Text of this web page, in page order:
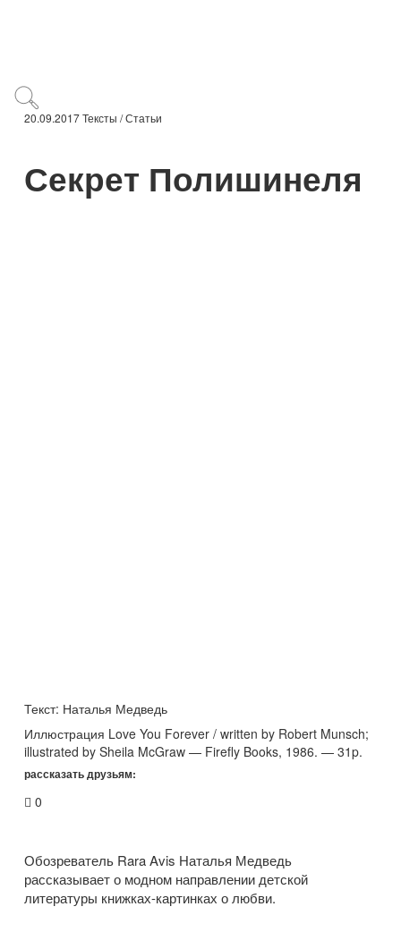
20.09.2017Тексты /Статьи
​Секрет Полишинеля
Текст: Наталья Медведь
Иллюстрация Love You Forever / written by Robert Munsch;
illustrated by Sheila McGraw — Firefly Books, 1986. — 31p.
рассказать друзьям:
0
Обозреватель Rara Avis Наталья Медведь
рассказывает о модном направлении детской
литературы книжках-картинках о любви.